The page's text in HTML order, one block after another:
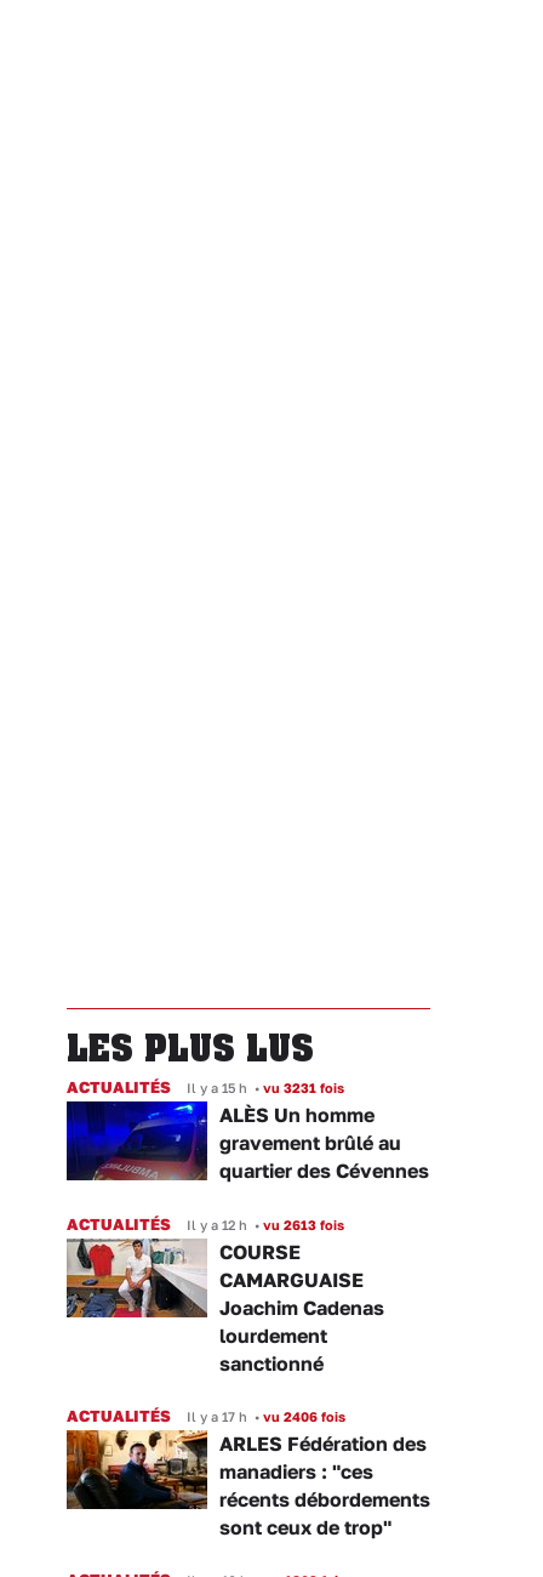
LES PLUS LUS
ACTUALITÉS Il y a 15 h • vu 3231 fois
ALÈS Un homme
gravement brûlé au
quartier des Cévennes
ACTUALITÉS Il y a 12 h • vu 2613 fois
COURSE
CAMARGUAISE
Joachim Cadenas
lourdement
sanctionné
ACTUALITÉS Il y a 17 h • vu 2406 fois
ARLES Fédération des
manadiers : "ces
récents débordements
sont ceux de trop"